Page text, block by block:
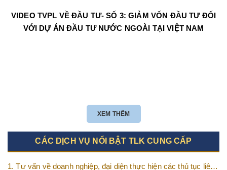
VIDEO TVPL VỀ ĐẦU TƯ- SỐ 3: GIẢM VỐN ĐẦU TƯ ĐỐI
VỚI DỰ ÁN ĐẦU TƯ NƯỚC NGOÀI TẠI VIỆT NAM
XEM THÊM
CÁC DỊCH VỤ NỔI BẬT TLK CUNG CẤP
1. Tư vấn về doanh nghiệp, đại diện thực hiện các thủ tục liên